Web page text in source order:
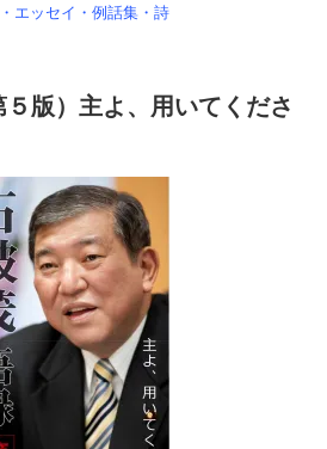
エッセイ・例話集・詩
版）主よ、用いてくださ